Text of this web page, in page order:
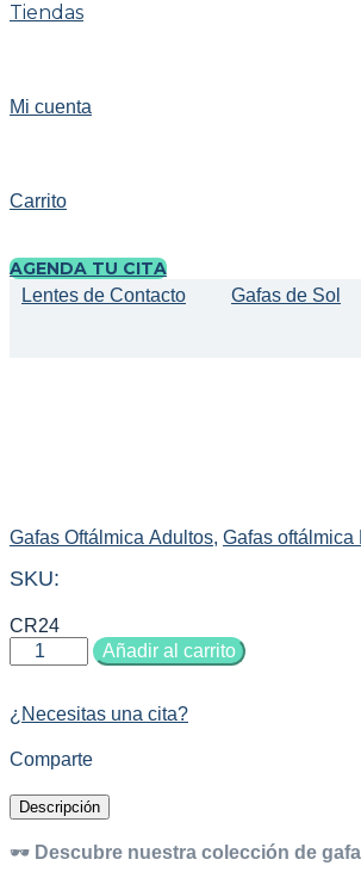
Tiendas
Mi cuenta
Carrito
AGENDA TU CITA
Lentes de Contacto Gafas de Sol
Gafas Oftálmica Adultos, Gafas oftálmica
SKU:
CR24
Gafas
oftálmicas
1115
cantidad
Añadir al carrito
¿Necesitas una cita?
Comparte
Descripción
🕶️ Descubre nuestra colección de